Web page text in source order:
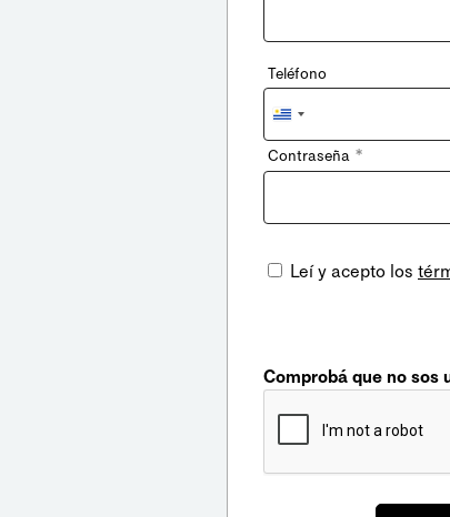
Teléfono
Uruguay
+598
Contraseña *
Leí y acepto los
Comprobá que no sos